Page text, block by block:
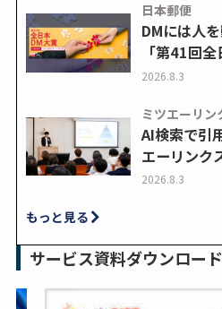
日本郵便
DMには人
「第41回
2026.8.3
ミツエーリン
AI検索で引
エーリンク
2026.8.3
もっと見る
サービス資料ダウンロード